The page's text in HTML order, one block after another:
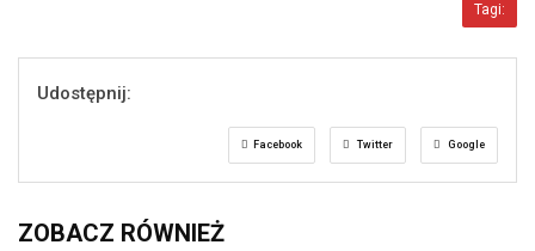
Tagi:
Udostępnij:
Facebook Twitter Google
ZOBACZ RÓWNIEŻ